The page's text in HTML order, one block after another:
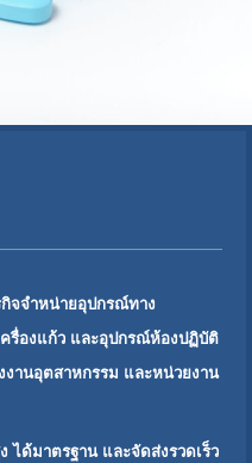
จจำหน่ายอุปกรณ์ทาง
รื่องแก้ว และอุปกรณ์ห้องปฏิบัติ
งานอุตสาหกรรม และหน่วยงาน
ได้มาตรฐาน และจัดส่งรวดเร็ว